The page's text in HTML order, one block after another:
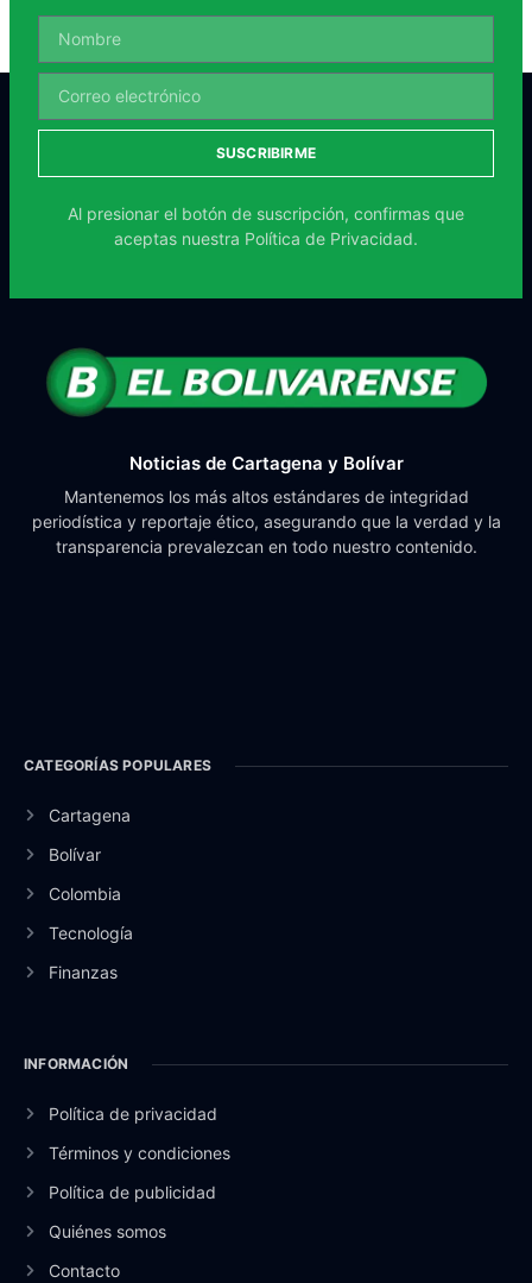
SUSCRIBIRME
Al presionar el botón de suscripción, confirmas que
aceptas nuestra Política de Privacidad.
Noticias de Cartagena y Bolívar
Mantenemos los más altos estándares de integridad
periodística y reportaje ético, asegurando que la verdad y la
transparencia prevalezcan en todo nuestro contenido.
CATEGORÍAS POPULARES
Cartagena
Bolívar
Colombia
Tecnología
Finanzas
INFORMACIÓN
Política de privacidad
Términos y condiciones
Política de publicidad
Quiénes somos
Contacto